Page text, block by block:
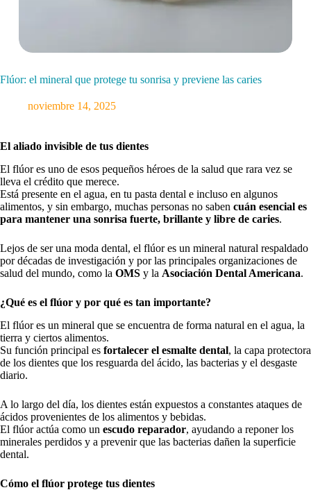
Flúor: el mineral que protege tu sonrisa y previene las caries
noviembre 14, 2025
El aliado invisible de tus dientes
El flúor es uno de esos pequeños héroes de la salud que rara vez se
lleva el crédito que merece.
Está presente en el agua, en tu pasta dental e incluso en algunos
alimentos, y sin embargo, muchas personas no saben cuán esencial es
para mantener una sonrisa fuerte, brillante y libre de caries.
Lejos de ser una moda dental, el flúor es un mineral natural respaldado
por décadas de investigación y por las principales organizaciones de
salud del mundo, como la OMS y la Asociación Dental Americana.
¿Qué es el flúor y por qué es tan importante?
El flúor es un mineral que se encuentra de forma natural en el agua, la
tierra y ciertos alimentos.
Su función principal es fortalecer el esmalte dental, la capa protectora
de los dientes que los resguarda del ácido, las bacterias y el desgaste
diario.
A lo largo del día, los dientes están expuestos a constantes ataques de
ácidos provenientes de los alimentos y bebidas.
El flúor actúa como un escudo reparador, ayudando a reponer los
minerales perdidos y a prevenir que las bacterias dañen la superficie
dental.
Cómo el flúor protege tus dientes